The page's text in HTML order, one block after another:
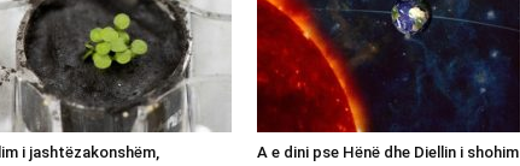
i jashtëzakonshëm,
A e dini pse Hënë dhe Diellin i shohim